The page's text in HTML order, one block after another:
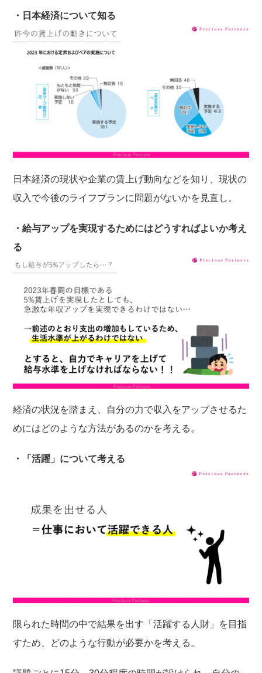
・日本経済について知る
日本経済の現状や企業の賃上げ動向などを知り、現状の
収入で今後のライフプランに問題がないかを見直し。
・給与アップを実現するためにはどうすればよいか考え
る
経済の状況を踏まえ、自分の力で収入をアップさせるた
めにはどのような方法があるのかを考える。
・「活躍」について考える
限られた時間の中で結果を出す「活躍する人財」を目指
すため、どのような行動が必要かを考える。